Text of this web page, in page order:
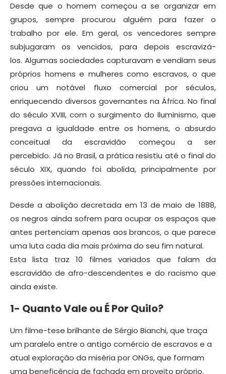
Desde que o homem começou a se organizar em
grupos, sempre procurou alguém para fazer o
trabalho por ele. Em geral, os vencedores sempre
subjugaram os vencidos, para depois escravizá-
los. Algumas sociedades capturavam e vendiam seus
próprios homens e mulheres como escravos, o que
criou um notável fluxo comercial por séculos,
enriquecendo diversos governantes na África. No final
do século XVIII, com o surgimento do Iluminismo, que
pregava a igualdade entre os homens, o absurdo
conceitual da escravidão começou a ser
percebido. Já no Brasil, a prática resistiu até o final do
século XIX, quando foi abolida, principalmente por
pressões internacionais.
Desde a abolição decretada em 13 de maio de 1888,
os negros ainda sofrem para ocupar os espaços que
antes pertenciam apenas aos brancos, o que parece
uma luta cada dia mais próxima do seu fim natural.
Esta lista traz 10 filmes variados que falam da
escravidão de afro-descendentes e do racismo que
ainda existe.
1- Quanto Vale ou É Por Quilo?
Um filme-tese brilhante de Sérgio Bianchi, que traça
um paralelo entre o antigo comércio de escravos e a
atual exploração da miséria por ONGs, que formam
uma beneficência de fachada em proveito próprio.